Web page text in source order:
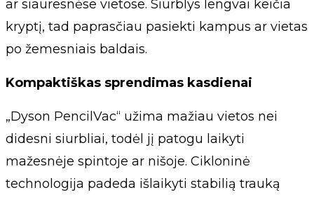
ar siauresnėse vietose. Siurblys lengvai keičia
kryptį, tad paprasčiau pasiekti kampus ar vietas
po žemesniais baldais.
Kompaktiškas sprendimas kasdienai
„Dyson PencilVac“ užima mažiau vietos nei
didesni siurbliai, todėl jį patogu laikyti
mažesnėje spintoje ar nišoje. Cikloninė
technologija padeda išlaikyti stabilią trauką